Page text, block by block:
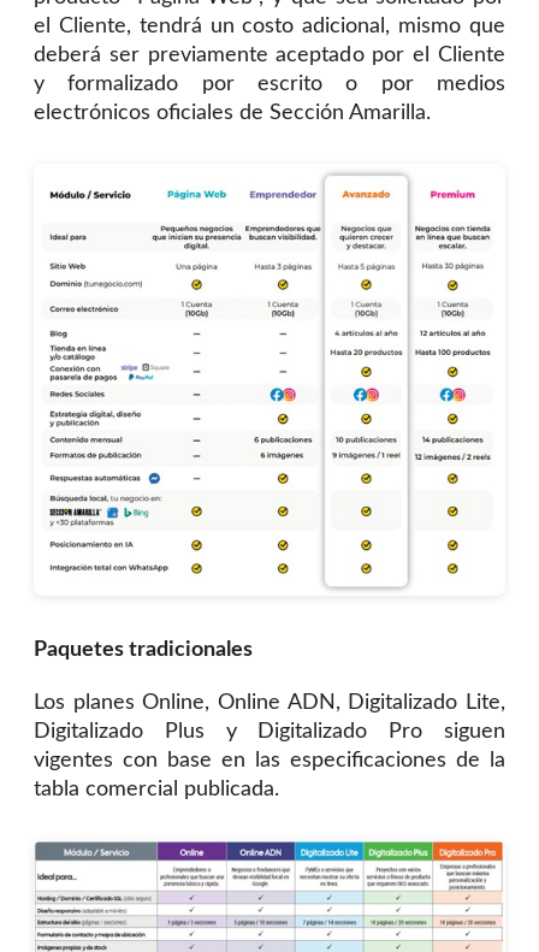
el Cliente, tendrá un costo adicional, mismo que
deberá ser previamente aceptado por el Cliente
y formalizado por escrito o por medios
electrónicos oficiales de Sección Amarilla.
Paquetes tradicionales
Los planes Online, Online ADN, Digitalizado Lite,
Digitalizado Plus y Digitalizado Pro siguen
vigentes con base en las especificaciones de la
tabla comercial publicada.